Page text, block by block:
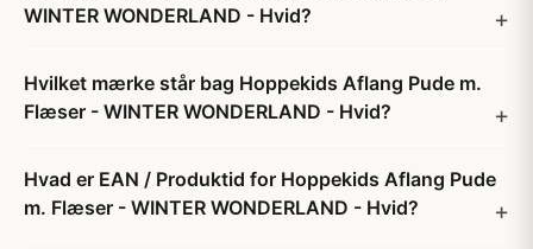
WINTER WONDERLAND - Hvid?
Hvilket mærke står bag Hoppekids Aflang Pude m.
Flæser - WINTER WONDERLAND - Hvid?
Hvad er EAN / Produktid for Hoppekids Aflang Pude
m. Flæser - WINTER WONDERLAND - Hvid?